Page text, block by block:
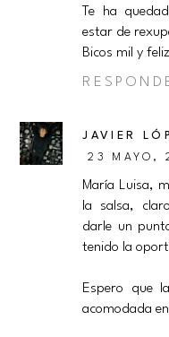
Te ha
estar de
Bicos mil y
JAVIER
23 MAYO,
María Luisa,
la salsa,
darle un
tenido la
Espero que
acomodada